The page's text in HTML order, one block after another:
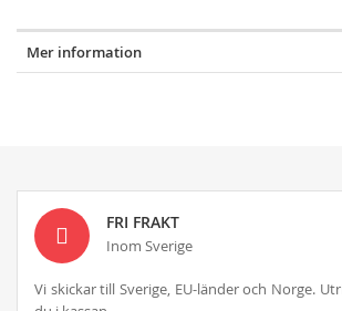
Mer information
FRI FRAKT
Inom Sverige
Vi skickar till Sverige, EU-länder och Norge.